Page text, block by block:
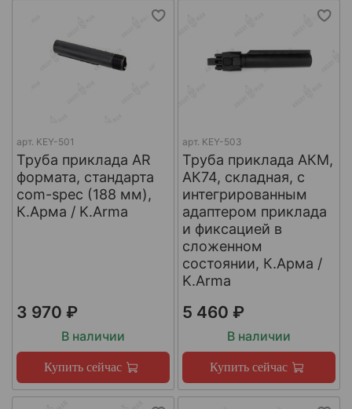
арт. KEY-501
Труба приклада AR
формата, стандарта
com-spec (188 мм),
К.Арма / K.Arma
3 970 ₽
В наличии
Купить сейчас
арт. KEY-503
Труба приклада АКМ,
АК74, складная, с
интегрированным
адаптером приклада
и фиксацией в
сложенном
состоянии, К.Арма /
K.Arma
5 460 ₽
В наличии
Купить сейчас